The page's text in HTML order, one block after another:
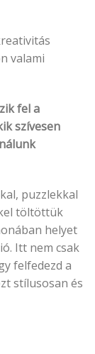
valami
fel a
szívesen
puzzlekkal
töltöttük
helyet
Itt nem csak
felfedezd a
stílusosan és